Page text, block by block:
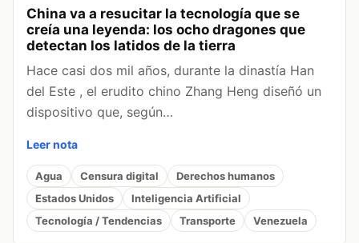
China va a resucitar la tecnología que se
creía una leyenda: los ocho dragones que
detectan los latidos de la tierra
Hace casi dos mil años, durante la dinastía Han
del Este , el erudito chino Zhang Heng diseñó un
dispositivo que, según…
Leer nota
Agua Censura digital
Derechos humanos
Estados Unidos
Inteligencia Artificial
Tecnología / Tendencias
Transporte Venezuela